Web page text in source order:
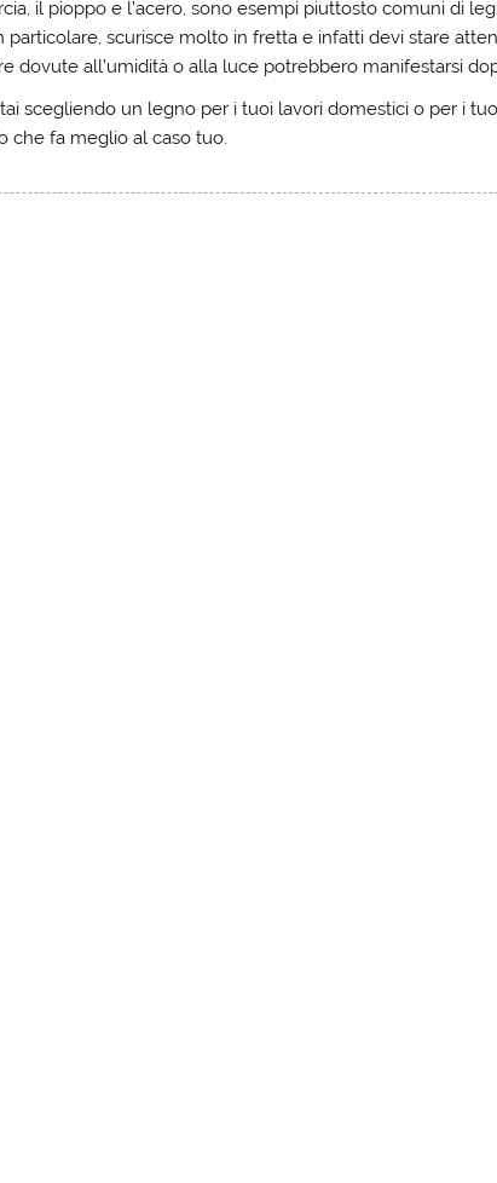
il pioppo e l’acero, sono esempi piuttosto comuni di
particolare, scurisce molto in fretta e infatti devi stare
dovute all’umidità o alla luce potrebbero manifestarsi
scegliendo un legno per i tuoi lavori domestici o per i
che fa meglio al caso tuo.